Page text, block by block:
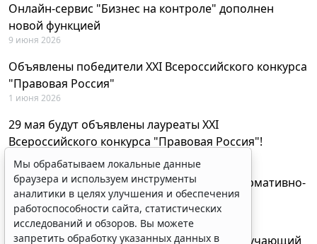
Онлайн-сервис "Бизнес на контроле" дополнен
новой функцией
9 июня 2026
Объявлены победители XXI Всероссийского конкурса
"Правовая Россия"
1 июня 2026
29 мая будут объявлены лауреаты XXI
Всероссийского конкурса "Правовая Россия"!
AI-ассистент Искра теперь анализирует нормативно-
техническую документацию
28 апреля 2026
"ГАРАНТ Электронный экспресс" провел обучающий
Мы обрабатываем локальные данные
браузера и используем инструменты
аналитики в целях улучшения и обеспечения
работоспособности сайта, статистических
исследований и обзоров. Вы можете
запретить обработку указанных данных в